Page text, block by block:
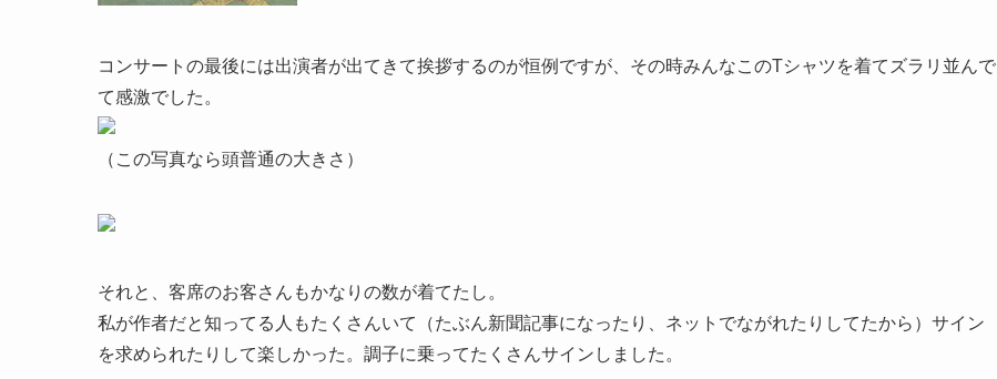
コンサートの最後には出演者が出てきて挨拶するのが恒例ですが、その時みんなこのTシャツを着てズラリ並んで
て感激でした。
（この写真なら頭普通の大きさ）
それと、客席のお客さんもかなりの数が着てたし。
私が作者だと知ってる人もたくさんいて（たぶん新聞記事になったり、ネットでながれたりしてたから）サイン
を求められたりして楽しかった。調子に乗ってたくさんサインしました。